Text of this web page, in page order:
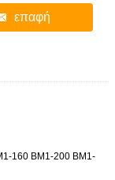
επαφή
160 BM1-200 BM1-